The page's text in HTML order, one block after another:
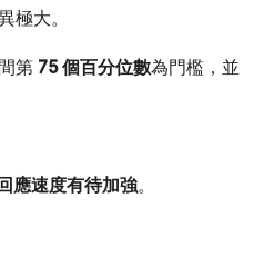
極大。
第 75 個百分位數為門檻，並
應速度有待加強。